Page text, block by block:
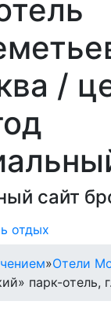
/
сайт
отдых
»Отели
парк-отель,